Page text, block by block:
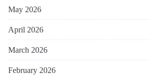
May 2026
April 2026
March 2026
February 2026